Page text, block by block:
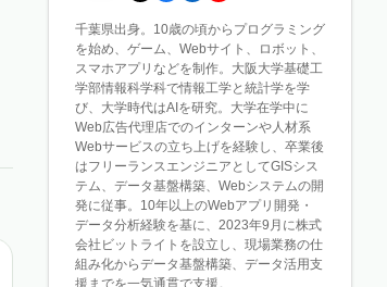
千葉県出身。10歳の頃からプログラミング
を始め、ゲーム、Webサイト、ロボット、
スマホアプリなどを制作。大阪大学基礎工
学部情報科学科で情報工学と統計学を学
び、大学時代はAIを研究。大学在学中に
Web広告代理店でのインターンや人材系
Webサービスの立ち上げを経験し、卒業後
はフリーランスエンジニアとしてGISシス
テム、データ基盤構築、Webシステムの開
発に従事。10年以上のWebアプリ開発・
データ分析経験を基に、2023年9月に株式
会社ビットライトを設立し、現場業務の仕
組み化からデータ基盤構築、データ活用支
援までを一気通貫で支援。